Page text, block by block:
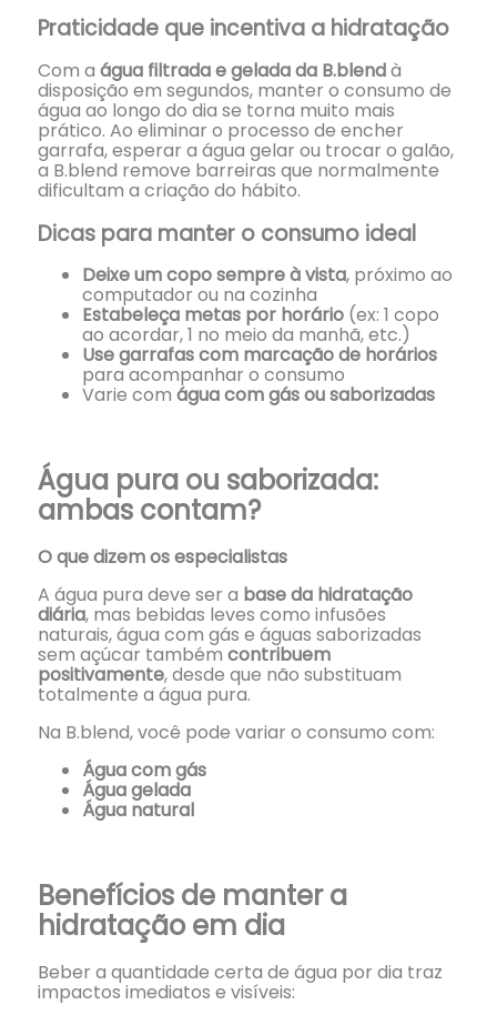
Praticidade que incentiva a hidratação
Com a água filtrada e gelada da B.blendà
disposição em segundos, manter o consumo de
água ao longo do dia se torna muito mais
prático. Ao eliminar o processo de encher
garrafa, esperar a água gelar ou trocar o galão,
a B.blend remove barreiras que normalmente
dificultam a criação do hábito.
Dicas para manter o consumo ideal
Deixe um copo sempre à vista, próximo ao
computador ou na cozinha
Estabeleça metas por horário(ex: 1 copo
ao acordar, 1 no meio da manhã, etc.)
Use garrafas com marcação de horários
para acompanhar o consumo
Varie com água com gás ou saborizadas
Água pura ou saborizada:
ambas contam?
O que dizem os especialistas
A água pura deve ser a base da hidratação
diária, mas bebidas leves como infusões
naturais, água com gás e águas saborizadas
sem açúcar também contribuem
positivamente, desde que não substituam
totalmente a água pura.
Na B.blend, você pode variar o consumo com:
Água com gás
Água gelada
Água natural
Benefícios de manter a
hidratação em dia
Beber a quantidade certa de água por dia traz
impactos imediatos e visíveis: